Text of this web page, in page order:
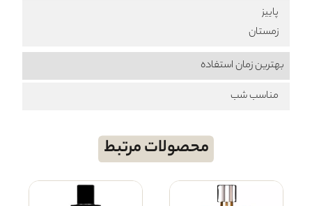
پاییز
زمستان
بهترین زمان استفاده
مناسب شب
محصولات مرتبط